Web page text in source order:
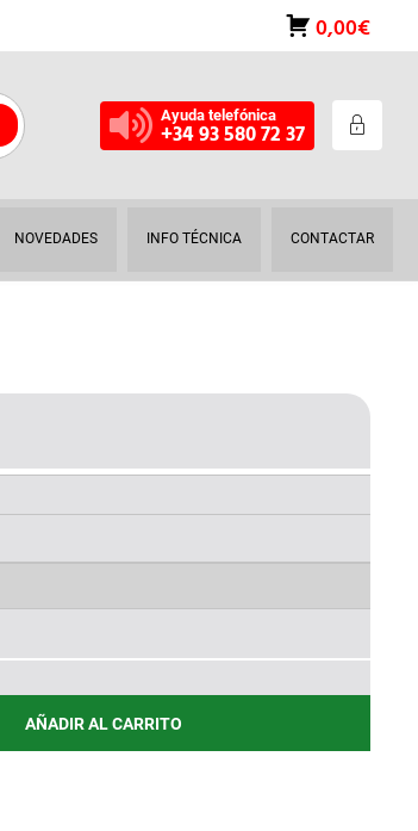
0,00€
Ayuda telefónica
+34 93 580 72 37
NOVEDADES INFO TÉCNICA CONTACTAR
AÑADIR AL CARRITO